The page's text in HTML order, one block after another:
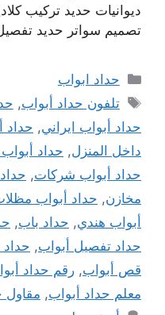
ديوانيات حديد تركيب
تصميم سواتر حديد
التصنيفات
حداد ابواب
الوسوم
تلفون حداد أبواب,
حداد أبواب ايراني, حداد
داخل المنزل, حداد
حداد أبواب شركات,
مخازن, حداد أبواب
أبواب هندي, حداد باب,
حداد تفصيل أبواب, حداد
قص أبواب, رقم حداد
معلم حداد أبواب, مقاول